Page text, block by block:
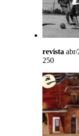
revista
250